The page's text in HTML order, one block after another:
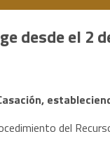
desde el 2
del